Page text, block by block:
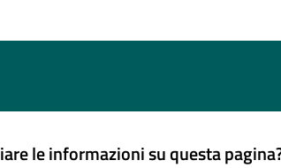
le informazioni su questa